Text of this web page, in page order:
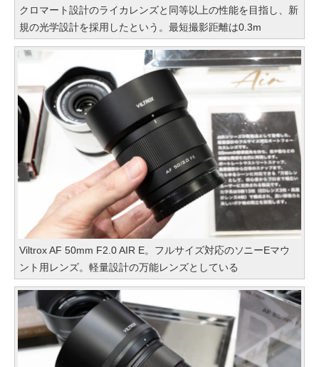
クロマート設計のライカレンズと同等以上の性能を目指し、新
規の光学設計を採用したという。最短撮影距離は0.3m
Viltrox AF 50mm F2.0 AIR E。フルサイズ対応のソニーEマウ
ント用レンズ。軽量設計の万能レンズとしている